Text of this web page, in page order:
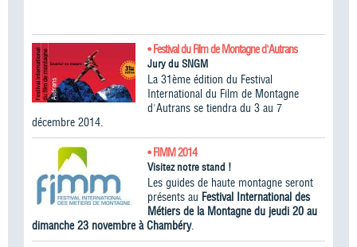
• Festival du Film de Montagne d'Autrans
Jury du SNGM
La 31ème édition du Festival
International du Film de Montagne
d'Autrans se tiendra du 3 au 7
décembre 2014.
• FIMM 2014
Visitez notre stand !
Les guides de haute montagne seront
présents au Festival International des
Métiers de la Montagne du jeudi 20 au
dimanche 23 novembre à Chambéry.